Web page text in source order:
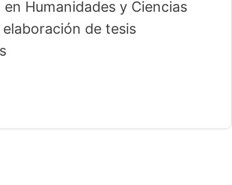
Humanidades y Ciencias
de tesis